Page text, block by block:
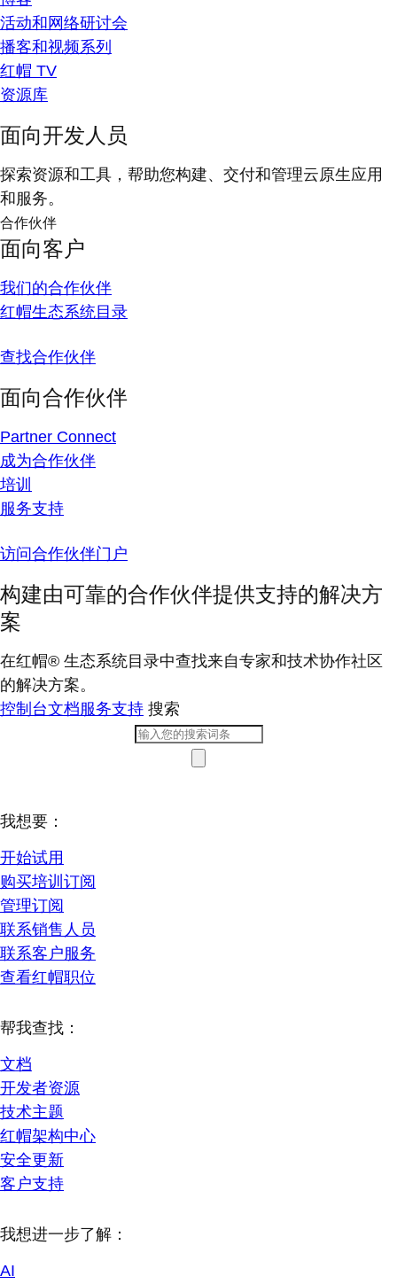
活动和网络研讨会
播客和视频系列
红帽 TV
资源库
面向开发人员
探索资源和工具，帮助您构建、交付和管理云原生应用
和服务。
合作伙伴
面向客户
我们的合作伙伴
红帽生态系统目录
查找合作伙伴
面向合作伙伴
Partner Connect
成为合作伙伴
培训
服务支持
访问合作伙伴门户
构建由可靠的合作伙伴提供支持的解决方
案
在红帽® 生态系统目录中查找来自专家和技术协作社区
的解决方案。
控制台文档服务支持 搜索
我想要：
开始试用
购买培训订阅
管理订阅
联系销售人员
联系客户服务
查看红帽职位
帮我查找：
文档
开发者资源
技术主题
红帽架构中心
安全更新
客户支持
我想进一步了解：
AI